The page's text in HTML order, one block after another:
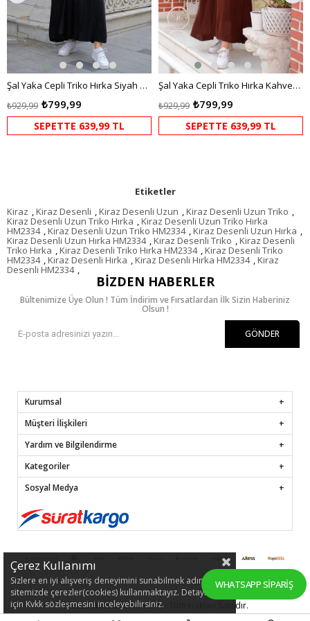
Şal Yaka Cepli Triko Hırka Siyah HM2243
₺799,99
₺929,99
SEPETTE 639,99 TL
Şal Yaka Cepli Triko Hırka Kahverengi HM2243
₺799,99
₺929,99
SEPETTE 639,99 TL
Etiketler
Kiraz
Kiraz Desenli Kiraz Desenli Uzun Kiraz Desenli Uzun Triko
Kiraz Desenli Uzun Triko Hırka Kiraz Desenli Uzun Triko Hırka
HM2334 Kiraz Desenli Uzun Triko HM2334 Kiraz Desenli Uzun Hırka
Kiraz Desenli Uzun Hırka HM2334 Kiraz Desenli Triko Kiraz Desenli
Triko Hırka Kiraz Desenli Triko Hırka HM2334 Kiraz Desenli Triko
HM2334 Kiraz Desenli Hırka Kiraz Desenli Hırka HM2334 Kiraz
Desenli HM2334
WHATSAPP SIPARIŞ
BIZDEN HABERLER
Bültenimize Üye Olun ! Tüm İndirim ve Fırsatlardan İlk Sizin Haberiniz
Olsun !
GÖNDER
Kurumsal
Müşteri İlişkileri
Yardım ve Bilgilendirme
Kategoriler
Sosyal Medya
© 2022hafsamina.com- Tüm Hakları Saklıdır.
Çerez Kullanımı
Sizlere en iyi alışveriş deneyimini sunabilmek adına
sitemizde çerezler(cookies) kullanmaktayız. Detaylı bilgi
için Kvkk sözleşmesini inceleyebilirsiniz.